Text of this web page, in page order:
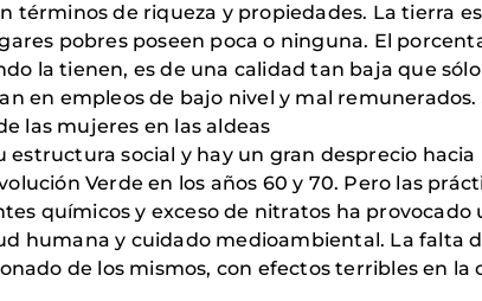
términos de riqueza y propiedades. La tierra
pobres poseen poca o ninguna. El
la tienen, es de una calidad tan baja que
en empleos de bajo nivel y mal
las mujeres en las aldeas
social y hay un gran desprecio hacia
Verde en los años 60 y 70. Pero las
químicos y exceso de nitratos ha
humana y cuidado medioambiental. La falta
de los mismos, con efectos terribles en la